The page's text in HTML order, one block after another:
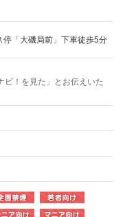
「大磯局前」下車徒歩5分
！を見た」とお伝えいた